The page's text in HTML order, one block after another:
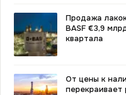
Продажа
BASF €3,9
квартала
От цены к